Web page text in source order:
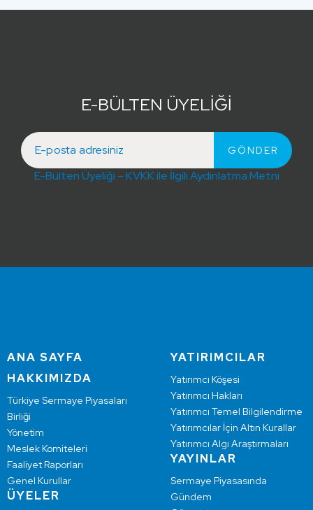
E-BÜLTEN ÜYELİĞİ
E-Bülten Üyeliği – KVKK ile İlgili Aydınlatma Metni
ANA SAYFA
HAKKIMIZDA
Türkiye Sermaye Piyasaları
Birliği
Yönetim
Meslek Komiteleri
Faaliyet Raporları
Genel Kurullar
ÜYELER
YATIRIMCILAR
Yatırımcı Köşesi
Yatırımcı Hakları
Yatırımcı Temel Bilgilendirme
Yatırımcılar İçin Altın Kurallar
Yatırımcı Algı Araştırmaları
YAYINLAR
Sermaye Piyasasında
Gündem